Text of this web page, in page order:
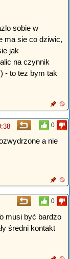
sobie w
ma sie co dziwic,
jak
na czynnik
- to tez bym tak
0
a nie
0
musi być bardzo
średni kontakt